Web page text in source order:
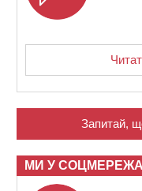
Запитай,
МИ У